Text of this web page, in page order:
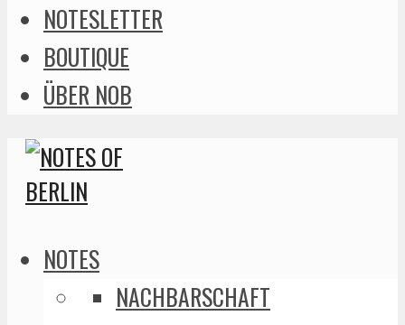
NOTESLETTER
BOUTIQUE
ÜBER NOB
NOTES
NACHBARSCHAFT